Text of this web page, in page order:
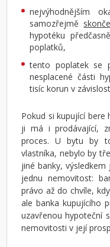
nejvýhodnějším
samozřejmě
hypotéku
poplatků,
tento poplatek se
nesplacené části
tisíc korun v
Pokud si kupující
ji má i prodávající,
proces. U bytu by
vlastníka, nebylo by
jiné banky,
jednu nemovitost:
právo až do chvíle,
ale banka kupujícího
uzavřenou hypoteční
nemovitosti v její